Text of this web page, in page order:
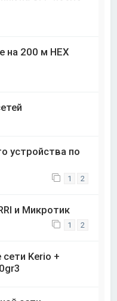
на 200 м НЕХ
устройства по
1 2
и Микротик
1 2
Kerio +